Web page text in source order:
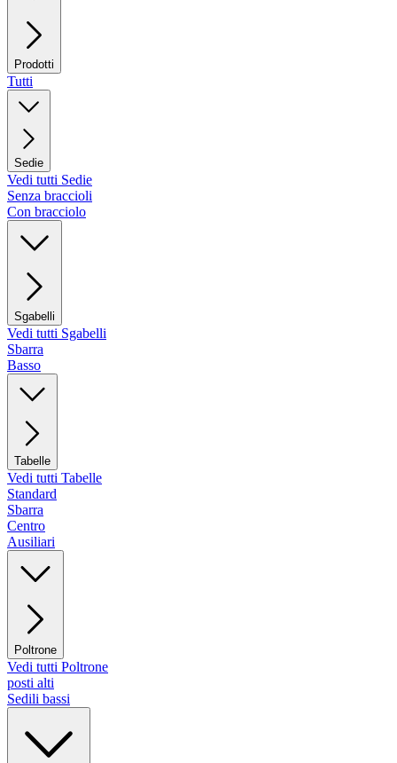
Prodotti
Tutti
Sedie
Vedi tutti Sedie
Senza braccioli
Con bracciolo
Sgabelli
Vedi tutti Sgabelli
Sbarra
Basso
Tabelle
Vedi tutti Tabelle
Standard
Sbarra
Centro
Ausiliari
Poltrone
Vedi tutti Poltrone
posti alti
Sedili bassi